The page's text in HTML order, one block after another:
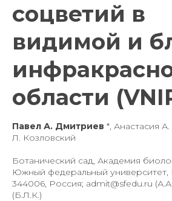
соцветий в
видимой и
области
Павел А. Дмитриев *, Анастасия
Л. Козловский
Ботанический сад, Академия
Южный федеральный университет,
344006, Россия; admit@sfedu.ru
(Б.Л.К.)